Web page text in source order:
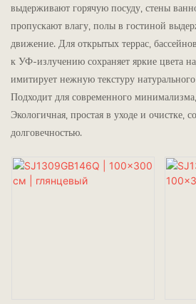
выдерживают горячую посуду, стены
пропускают влагу, полы в гостиной
движение. Для открытых террас,
к УФ-излучению сохраняет яркие цвета
имитирует нежную текстуру
Подходит для современного
Экологичная, простая в уходе и очистке,
долговечностью.